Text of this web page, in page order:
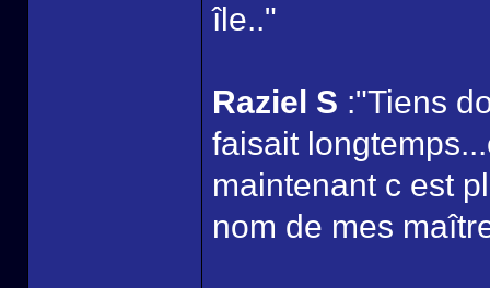
île.."
Raziel S :"Tiens
faisait
maintenant c est
nom de mes